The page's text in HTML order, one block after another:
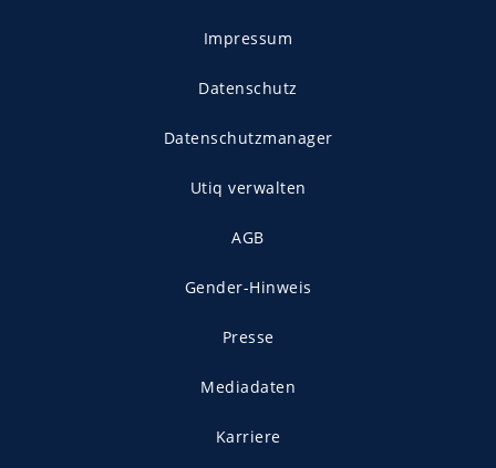
Impressum
Datenschutz
Datenschutzmanager
Utiq verwalten
AGB
Gender-Hinweis
Presse
Mediadaten
Karriere